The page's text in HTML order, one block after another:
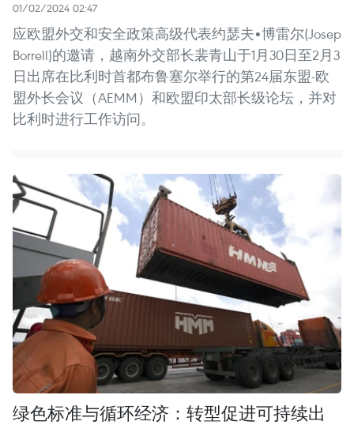
01/02/2024 02:47
应欧盟外交和安全政策高级代表约瑟夫•博雷尔(Josep
Borrell)的邀请，越南外交部长裴青山于1月30日至2月3
日出席在比利时首都布鲁塞尔举行的第24届东盟-欧
盟外长会议（AEMM）和欧盟印太部长级论坛，并对
比利时进行工作访问。
绿色标准与循环经济：转型促进可持续出